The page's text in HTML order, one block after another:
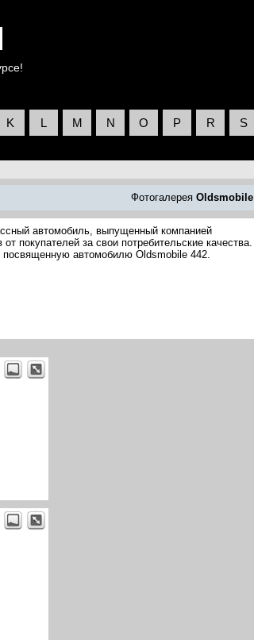
K L M N O P R S
Фотогалерея Oldsmobile
автомобиль, выпущенный компанией
покупателей за свои потребительские качества.
автомобилю Oldsmobile 442.